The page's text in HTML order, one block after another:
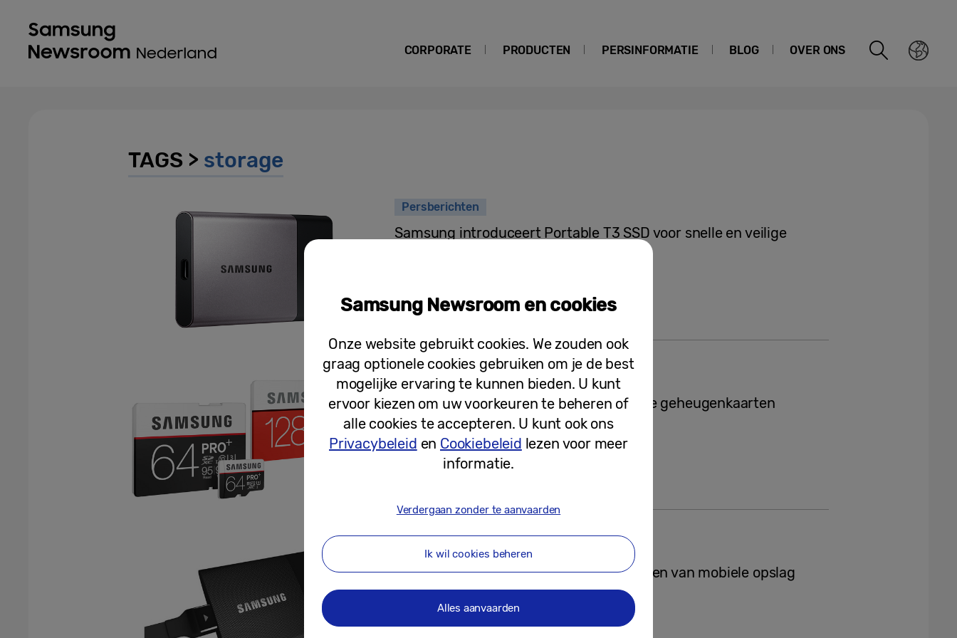
CORPORATE PRODUCTEN PERSINFORMATIE BLOG OVER ONS
TAGS > storage
Persberichten
Samsung introduceert Portable T3 SSD voor snelle en veilige
Persberichten
Samsung introduceert nieuwe generatie geheugenkaarten
Persberichten
Samsung Portable SSD T1 verlegt grenzen van mobiele opslag
Samsung Newsroom en cookies
Onze website gebruikt cookies. We zouden ook
graag optionele cookies gebruiken om je de best
mogelijke ervaring te kunnen bieden. U kunt
ervoor kiezen om uw voorkeuren te beheren of
alle cookies te accepteren. U kunt ook ons
Privacybeleid en Cookiebeleid lezen voor meer
informatie.
Verdergaan zonder te aanvaarden
Ik wil cookies beheren
Alles aanvaarden